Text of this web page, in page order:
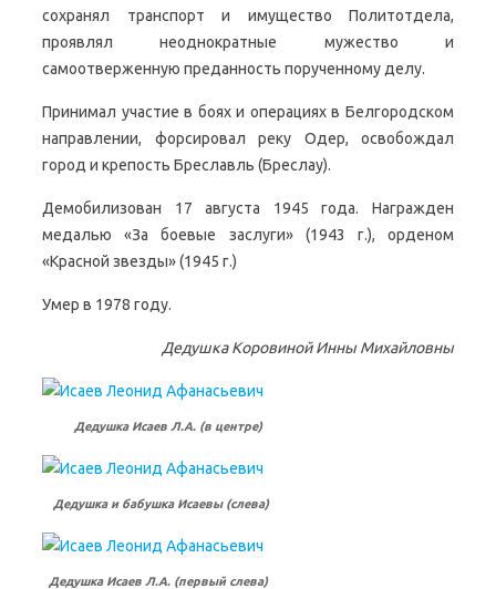
сохранял транспорт и имущество Политотдела,
проявлял неоднократные мужество и
самоотверженную преданность порученному делу.
Принимал участие в боях и операциях в Белгородском
направлении, форсировал реку Одер, освобождал
город и крепость Бреславль (Бреслау).
Демобилизован 17 августа 1945 года. Награжден
медалью «За боевые заслуги» (1943 г.), орденом
«Красной звезды» (1945 г.)
Умер в 1978 году.
Дедушка Коровиной Инны Михайловны
Дедушка Исаев Л.А. (в центре)
Дедушка и бабушка Исаевы (слева)
Дедушка Исаев Л.А. (первый слева)